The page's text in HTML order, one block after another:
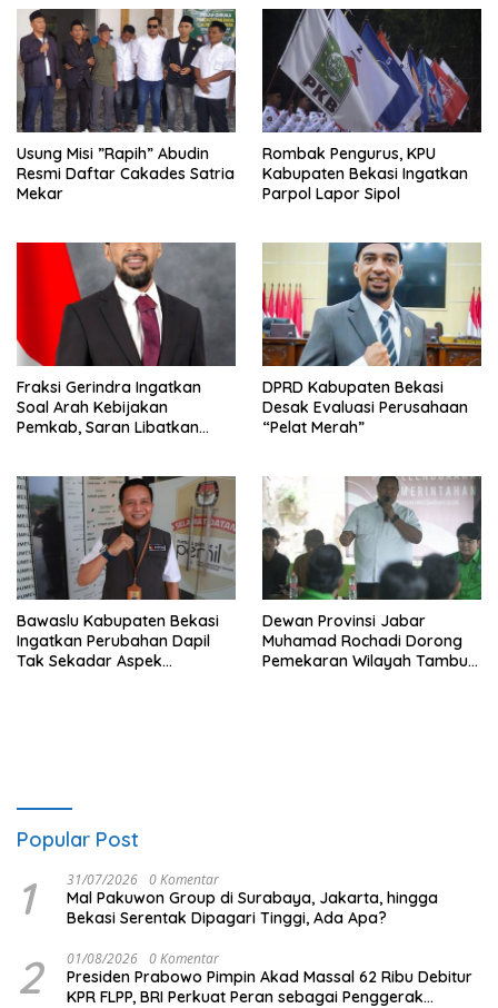
Usung Misi ”Rapih” Abudin
Resmi Daftar Cakades Satria
Mekar
Rombak Pengurus, KPU
Kabupaten Bekasi Ingatkan
Parpol Lapor Sipol
Fraksi Gerindra Ingatkan
Soal Arah Kebijakan
Pemkab, Saran Libatkan
DPRD Kabupaten Bekasi
Desak Evaluasi Perusahaan
“Pelat Merah”
Bawaslu Kabupaten Bekasi
Ingatkan Perubahan Dapil
Tak Sekadar Aspek
Dewan Provinsi Jabar
Muhamad Rochadi Dorong
Pemekaran Wilayah Tambun
Popular Post
1 31/07/2026 0 Komentar
Mal Pakuwon Group di Surabaya, Jakarta, hingga
Bekasi Serentak Dipagari Tinggi, Ada Apa?
2 01/08/2026 0 Komentar
Presiden Prabowo Pimpin Akad Massal 62 Ribu Debitur
KPR FLPP, BRI Perkuat Peran sebagai Penggerak